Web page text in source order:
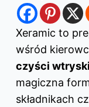
Xeramic to
wśród
czyści
magiczna
składnikach